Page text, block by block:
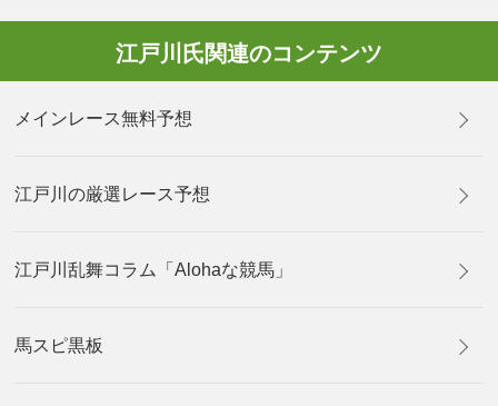
江戸川氏関連のコンテンツ
メインレース無料予想
江戸川の厳選レース予想
江戸川乱舞コラム「Alohaな競馬」
馬スピ黒板